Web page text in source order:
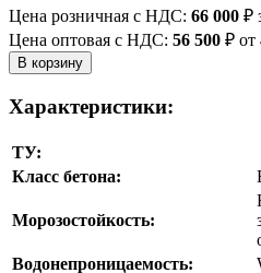
Цена розничная с НДС: 66 000 ₽
Цена оптовая с НДС: 56 500 ₽ от
Характеристики:
ТУ:
Класс бетона:
Морозостойкость:
Водонепроницаемость: